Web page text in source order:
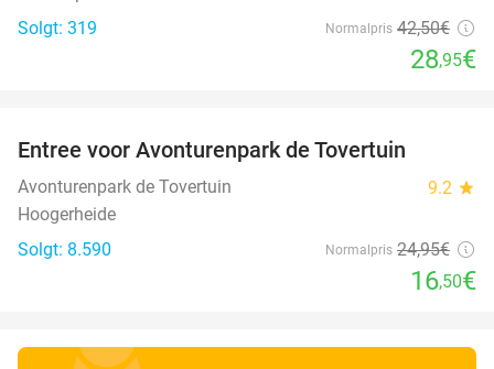
Solgt: 319
Normalpris 42,50€
28,95€
Entree voor Avonturenpark de Tovertuin
Avonturenpark de Tovertuin 9.2 star
Hoogerheide
Solgt: 8.590
Normalpris 24,95€
16,50€